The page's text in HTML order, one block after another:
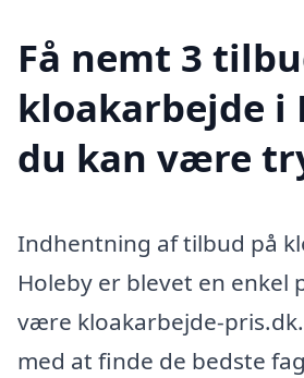
Få nemt 3
kloakarbejde i
du kan være
Indhentning af tilbud på
Holeby er blevet en enkel
være kloakarbejde-
med at finde de bedste